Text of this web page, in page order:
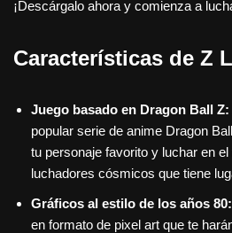
¡Descárgalo ahora y comienza a
Características de Z
Juego basado en Dragon Ball Z:
popular serie de anime Dragon
tu personaje favorito y luchar en
luchadores cósmicos que tiene
Gráficos al estilo de los años 80:
en formato de pixel art que te